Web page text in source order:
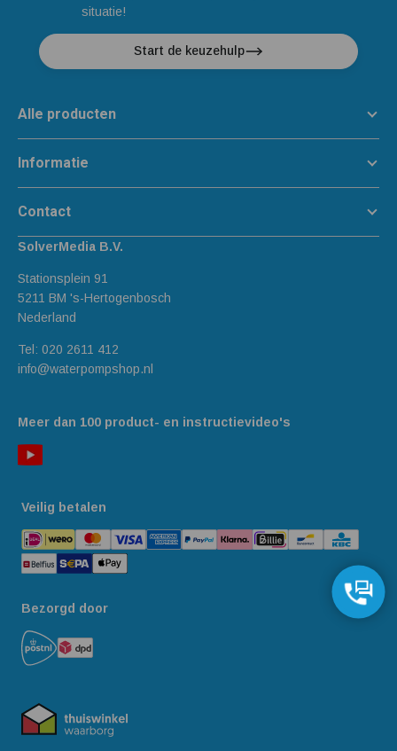
situatie!
Start de keuzehulp
Meer dan 100 product- en instructievideo's
Alle producten
Informatie
Contact
SolverMedia B.V.
Stationsplein 91
5211 BM 's-Hertogenbosch
Nederland
Tel: 020 2611 412
info@waterpompshop.nl
Veilig betalen
Bezorgd door